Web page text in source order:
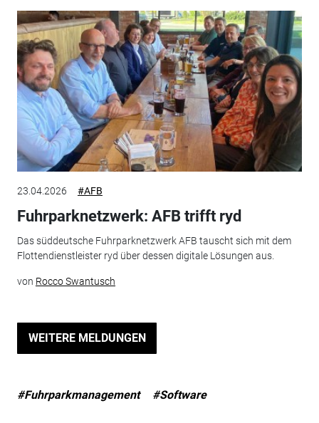
23.04.2026 #AFB
Fuhrparknetzwerk: AFB trifft ryd
Das süddeutsche Fuhrparknetzwerk AFB tauscht sich mit dem
Flottendienstleister ryd über dessen digitale Lösungen aus.
von Rocco Swantusch
WEITERE MELDUNGEN
#Fuhrparkmanagement #Software